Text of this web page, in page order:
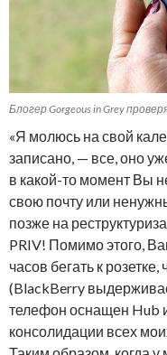
Блогер Gorgeous in Grey
«Я молюсь на свой
записано, — все, оно
в какой-то момент Вы
свою почту или
позже на
PRIV! Помимо этого,
часов бегать к
(BlackBerry
телефон оснащен Hub
консолидации всех